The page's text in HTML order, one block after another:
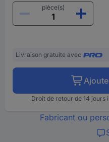
pièce(s)
Livraison gratuite avec
Droit de retour de 14 jours
Fabricant ou